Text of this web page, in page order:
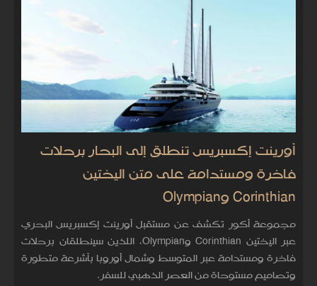
أورينت إكسبريس تنطلق إلى البحار برحلات
فاخرة ومستدامة على متن اليختين
Corinthian وOlympian
مجموعة أكور تكشف عن مستقبل أورينت إكسبريس البحري
عبر اليختين Corinthian وOlympian، اللذين سينطلقان برحلات
فاخرة ومستدامة عبر المتوسط وشمال أوروبا بأشرعة متطورة
وتصاميم مستوحاة من العصر الذهبي للسفر.